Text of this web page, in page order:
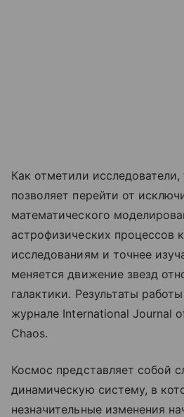
Как отметили
позволяет перейти от
математического
астрофизических процессов
исследованиям и точнее
меняется движение звезд
галактики. Результаты работы
журнале International Journal
Chaos.
Космос представляет собой
динамическую систему, в
незначительные изменения